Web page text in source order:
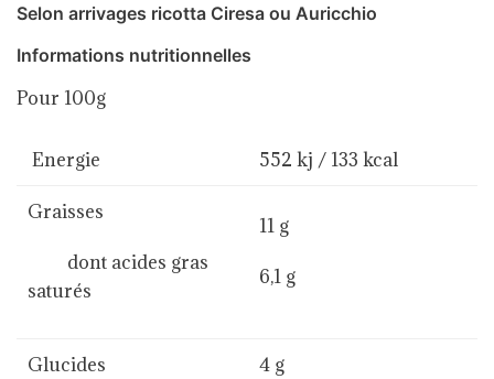
Selon arrivages ricotta Ciresa ou Auricchio
Informations nutritionnelles
Pour 100g
Energie 552 kj / 133 kcal
Graisses
dont acides gras
saturés
11 g
6,1 g
Glucides 4 g